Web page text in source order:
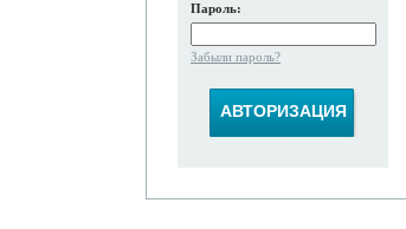
Пароль:
Забыли пароль?